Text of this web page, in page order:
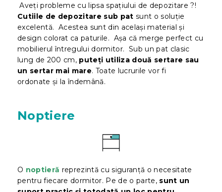
Aveți probleme culipsa spațiului de depozitare ?!
Cutiile de depozitare sub pat sunt o soluție
excelentă. Acestea sunt din același material și
design colorat ca paturile. Așa că merge perfect cu
mobilierul întregului dormitor. Sub un pat clasic
lung de 200 cm, puteți utiliza două sertare sau
un sertar mai mare. Toate lucrurile vor fi
ordonate și la îndemână.
Noptiere
O noptieră reprezintă cu siguranță o necesitate
pentru fiecare dormitor. Pe de o parte, sunt un